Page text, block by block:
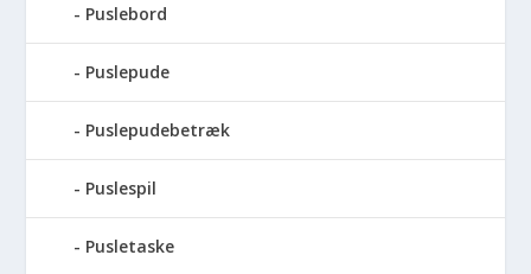
Puslebord
Puslepude
Puslepudebetræk
Puslespil
Pusletaske